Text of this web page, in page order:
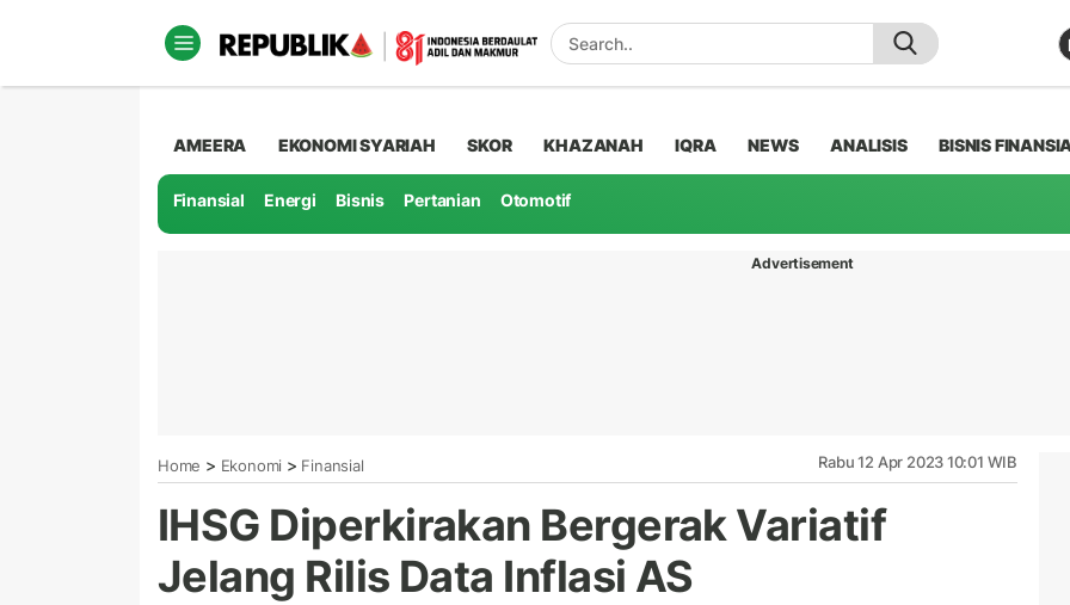
AMEERA EKONOMI SYARIAH SKOR KHAZANAH IQRA NEWS ANALISIS BISNIS
Finansial Energi Bisnis Pertanian Otomotif
Advertisement
Home > Ekonomi > Finansial Rabu 12 Apr 2023 10:01 WIB
IHSG Diperkirakan Bergerak Variatif
Jelang Rilis Data Inflasi AS